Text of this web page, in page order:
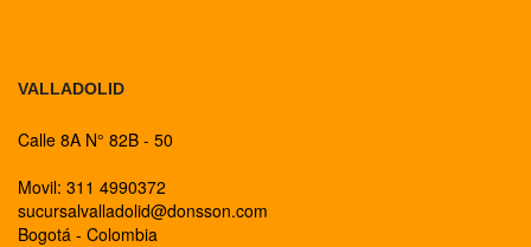
VALLADOLID
Calle 8A N° 82B - 50
Movil: 311 4990372
sucursalvalladolid@donsson.com
Bogotá - Colombia